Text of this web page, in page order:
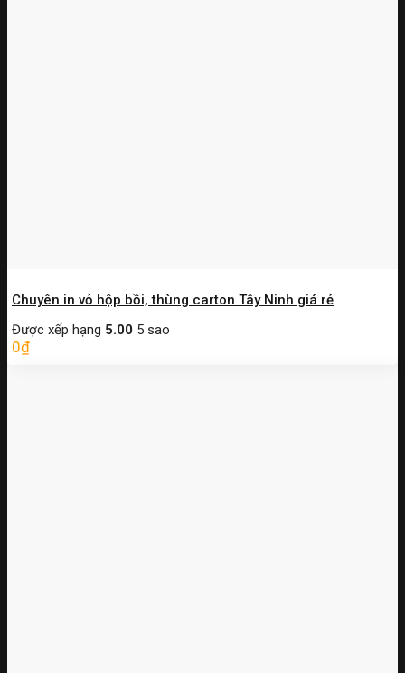
Chuyên in vỏ hộp bồi, thùng carton Tây Ninh giá rẻ
Được xếp hạng 5.00 5 sao
0₫